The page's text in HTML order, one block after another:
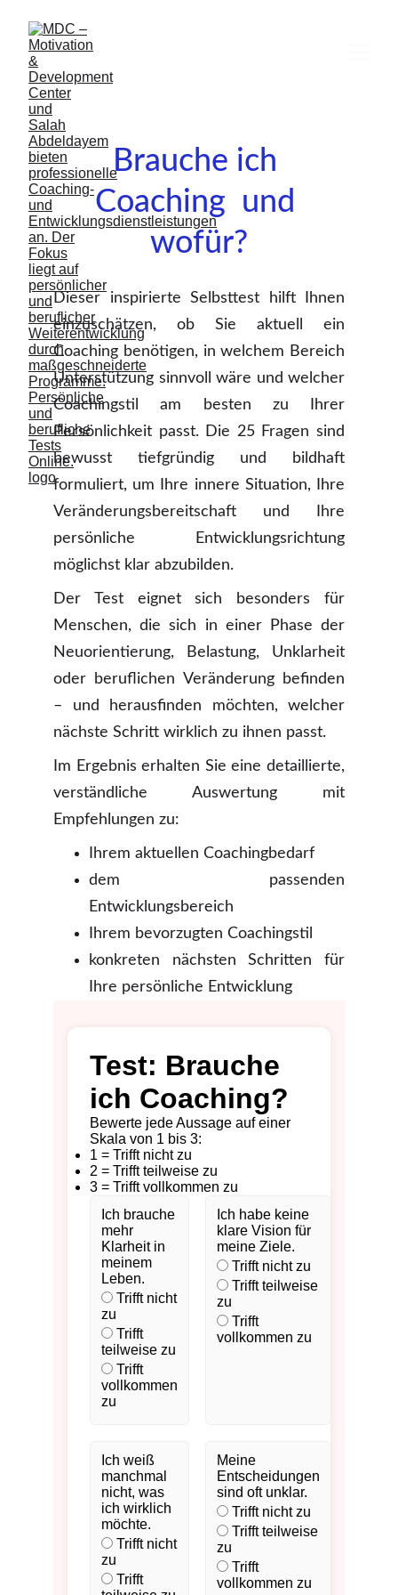
Brauche ich
Coaching  und
wofür?
Dieser inspirierte Selbsttest hilft Ihnen
einzuschätzen, ob Sie aktuell ein
Coaching benötigen, in welchem Bereich
Unterstützung sinnvoll wäre und welcher
Coachingstil am besten zu Ihrer
Persönlichkeit passt. Die 25 Fragen sind
bewusst tiefgründig und bildhaft
formuliert, um Ihre innere Situation, Ihre
Veränderungsbereitschaft und Ihre
persönliche Entwicklungsrichtung
möglichst klar abzubilden.
Der Test eignet sich besonders für
Menschen, die sich in einer Phase der
Neuorientierung, Belastung, Unklarheit
oder beruflichen Veränderung befinden
– und herausfinden möchten, welcher
nächste Schritt wirklich zu ihnen passt.
Im Ergebnis erhalten Sie eine detaillierte,
verständliche Auswertung mit
Empfehlungen zu:
Ihrem aktuellen Coachingbedarf
dem passenden
Entwicklungsbereich
Ihrem bevorzugten Coachingstil
konkreten nächsten Schritten für
Ihre persönliche Entwicklung